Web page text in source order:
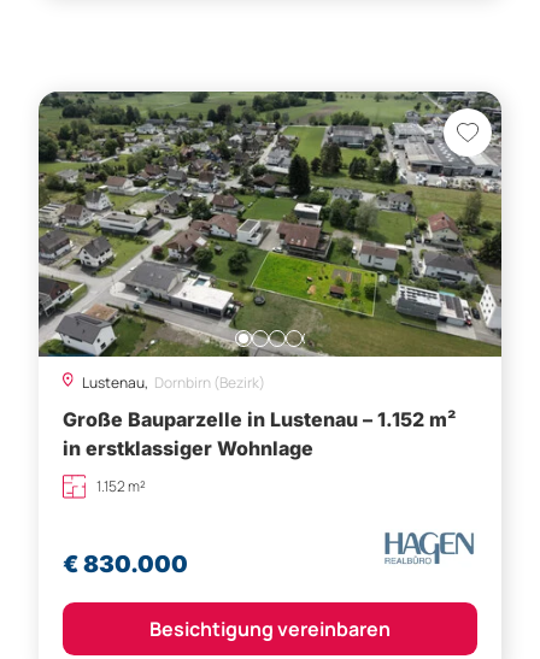
Lustenau, Dornbirn (Bezirk)
Große Bauparzelle in Lustenau – 1.152 m²
in erstklassiger Wohnlage
1.152 m²
€ 830.000
Besichtigung vereinbaren